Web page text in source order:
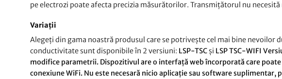
pe electrozi poate afecta precizia măsurătorilor. Transmițătorul nu
Variații
Alegeți din gama noastră produsul care se potrivește cel mai bine nevoilor
conductivitate sunt disponibile în 2 versiuni: LSP-TSCși LSP TSC-WIFI
modifice parametrii. Dispozitivul are o interfață web încorporată care
conexiune WiFi. Nu este necesară nicio aplicație sau software